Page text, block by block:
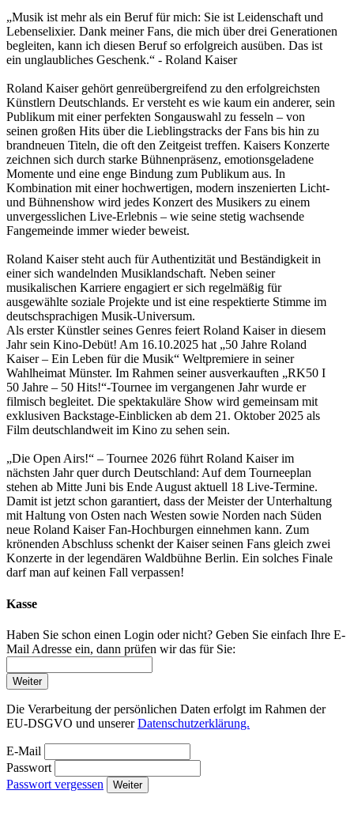
„Musik ist mehr als ein Beruf für mich: Sie ist Leidenschaft und
Lebenselixier. Dank meiner Fans, die mich über drei Generationen
begleiten, kann ich diesen Beruf so erfolgreich ausüben. Das ist
ein unglaubliches Geschenk.“ - Roland Kaiser
Roland Kaiser gehört genreübergreifend zu den erfolgreichsten
Künstlern Deutschlands. Er versteht es wie kaum ein anderer, sein
Publikum mit einer perfekten Songauswahl zu fesseln – von
seinen großen Hits über die Lieblingstracks der Fans bis hin zu
brandneuen Titeln, die oft den Zeitgeist treffen. Kaisers Konzerte
zeichnen sich durch starke Bühnenpräsenz, emotionsgeladene
Momente und eine enge Bindung zum Publikum aus. In
Kombination mit einer hochwertigen, modern inszenierten Licht-
und Bühnenshow wird jedes Konzert des Musikers zu einem
unvergesslichen Live-Erlebnis – wie seine stetig wachsende
Fangemeinde immer wieder beweist.
Roland Kaiser steht auch für Authentizität und Beständigkeit in
einer sich wandelnden Musiklandschaft. Neben seiner
musikalischen Karriere engagiert er sich regelmäßig für
ausgewählte soziale Projekte und ist eine respektierte Stimme im
deutschsprachigen Musik-Universum.
Als erster Künstler seines Genres feiert Roland Kaiser in diesem
Jahr sein Kino-Debüt! Am 16.10.2025 hat „50 Jahre Roland
Kaiser – Ein Leben für die Musik“ Weltpremiere in seiner
Wahlheimat Münster. Im Rahmen seiner ausverkauften „RK50 I
50 Jahre – 50 Hits!“-Tournee im vergangenen Jahr wurde er
filmisch begleitet. Die spektakuläre Show wird gemeinsam mit
exklusiven Backstage-Einblicken ab dem 21. Oktober 2025 als
Film deutschlandweit im Kino zu sehen sein.
„Die Open Airs!“ – Tournee 2026 führt Roland Kaiser im
nächsten Jahr quer durch Deutschland: Auf dem Tourneeplan
stehen ab Mitte Juni bis Ende August aktuell 18 Live-Termine.
Damit ist jetzt schon garantiert, dass der Meister der Unterhaltung
mit Haltung von Osten nach Westen sowie Norden nach Süden
neue Roland Kaiser Fan-Hochburgen einnehmen kann. Zum
krönenden Abschluss schenkt der Kaiser seinen Fans gleich zwei
Konzerte in der legendären Waldbühne Berlin. Ein solches Finale
darf man auf keinen Fall verpassen!
Kasse
Haben Sie schon einen Login oder nicht? Geben Sie einfach Ihre E-
Mail Adresse ein, dann prüfen wir das für Sie:
Weiter
Die Verarbeitung der persönlichen Daten erfolgt im Rahmen der
EU-DSGVO und unsererDatenschutzerklärung.
E-Mail
Passwort
Passwort vergessen
Weiter